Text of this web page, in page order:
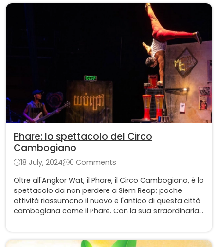
turisti come durante l'alta stagione.
Phare: lo spettacolo del Circo
Cambogiano
18 July, 2024
0 Comments
Oltre all'Angkor Wat, il Phare, il Circo Cambogiano, è lo
spettacolo da non perdere a Siem Reap; poche
attività riassumono il nuovo e l'antico di questa città
cambogiana come il Phare. Con la sua straordinaria
della cultura cambogiana.